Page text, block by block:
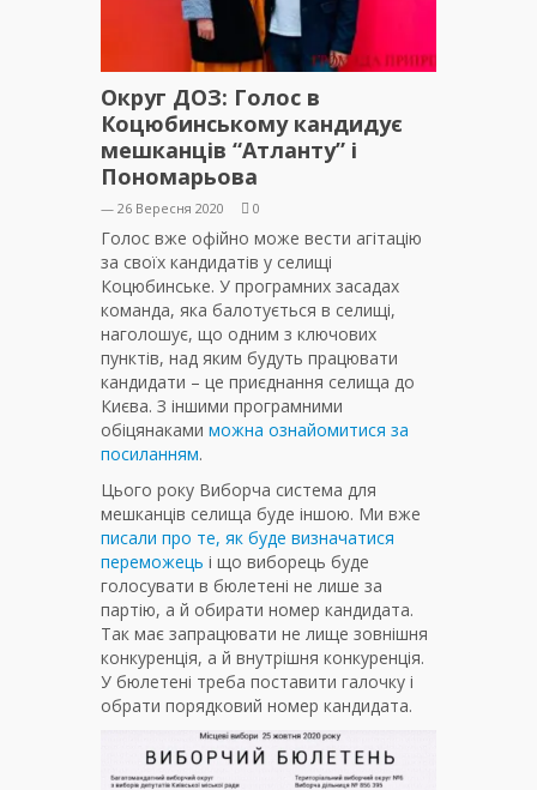
Округ ДОЗ: Голос в
Коцюбинському кандидує
мешканців “Атланту” і
Пономарьова
— 26 Вересня 2020 0
Голос вже офійно може вести агітацію
за своїх кандидатів у селищі
Коцюбинське. У програмних засадах
команда, яка балотується в селищі,
наголошує, що одним з ключових
пунктів, над яким будуть працювати
кандидати – це приєднання селища до
Києва. З іншими програмними
обіцянаками можна ознайомитися за
посиланням.
Цього року Виборча система для
мешканців селища буде іншою. Ми вже
писали про те, як буде визначатися
переможець і що виборець буде
голосувати в бюлетені не лише за
партію, а й обирати номер кандидата.
Так має запрацювати не лище зовнішня
конкуренція, а й внутрішня конкуренція.
У бюлетені треба поставити галочку і
обрати порядковий номер кандидата.